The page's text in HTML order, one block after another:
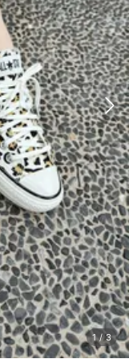
1/3